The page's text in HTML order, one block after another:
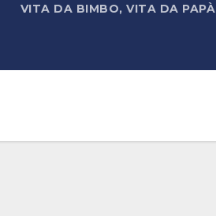
VITA DA BIMBO, VITA DA PAPÀ